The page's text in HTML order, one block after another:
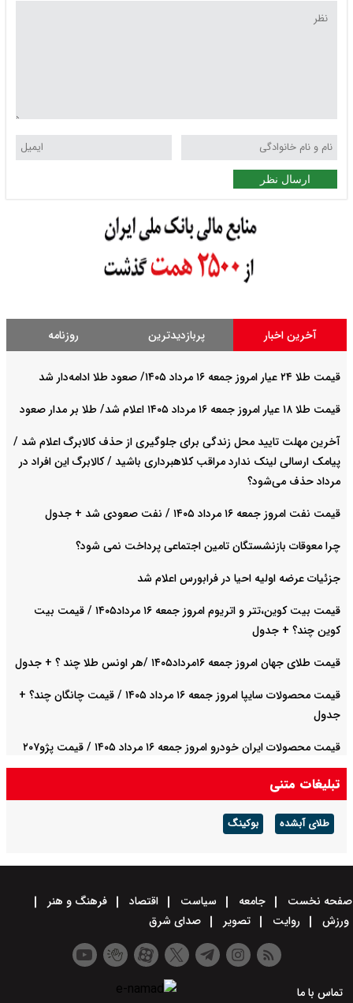
ارسال نظر
آخرین اخبار پربازدیدترین روزنامه
قیمت طلا ۲۴ عیار امروز جمعه ۱۶ مرداد ۱۴۰۵/ صعود طلا ادامه‌دار شد
قیمت طلا ۱۸ عیار امروز جمعه ۱۶ مرداد ۱۴۰۵ اعلام شد/ طلا بر مدار صعود
آخرین مهلت تایید محل زندگی برای جلوگیری از حذف کالابرگ اعلام شد /
پیامک ارسالی لینک ندارد مراقب کلاهبرداری باشید / کالابرگ این افراد در
مرداد حذف می‌شود؟
قیمت نفت امروز جمعه ۱۶ مرداد ۱۴۰۵ / نفت صعودی شد + جدول
چرا معوقات بازنشستگان تامین اجتماعی پرداخت نمی شود؟
جزئیات عرضه اولیه احیا در فرابورس اعلام شد
قیمت بیت کوین،تتر و اتریوم امروز جمعه ۱۶ مرداد۱۴۰۵ / قیمت بیت
کوین چند؟ + جدول
قیمت طلای جهان امروز جمعه ۱۶مرداد۱۴۰۵ /هر اونس طلا چند ؟ + جدول
قیمت محصولات سایپا امروز جمعه ۱۶ مرداد ۱۴۰۵ / قیمت چانگان چند؟ +
جدول
قیمت محصولات ایران خودرو امروز جمعه ۱۶ مرداد ۱۴۰۵ / قیمت پژو۲۰۷
چند؟+ جدول
تبلیغات متنی
طلای آبشده بوکینگ
صفحه نخست جامعه سیاست اقتصاد
فرهنگ و هنر
ورزش
روایت تصویر صدای شرق
تماس با ما